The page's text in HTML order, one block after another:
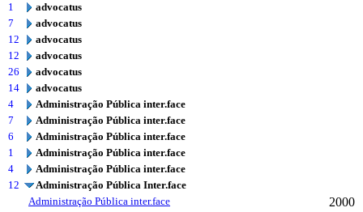
1
advocatus
7
advocatus
12
advocatus
12
advocatus
26
advocatus
14
advocatus
4
Administração Pública inter.face
7
Administração Pública inter.face
6
Administração Pública inter.face
1
Administração Pública inter.face
4
Administração Pública inter.face
12
Administração Pública Inter.face
Administração Pública inter.face
2000